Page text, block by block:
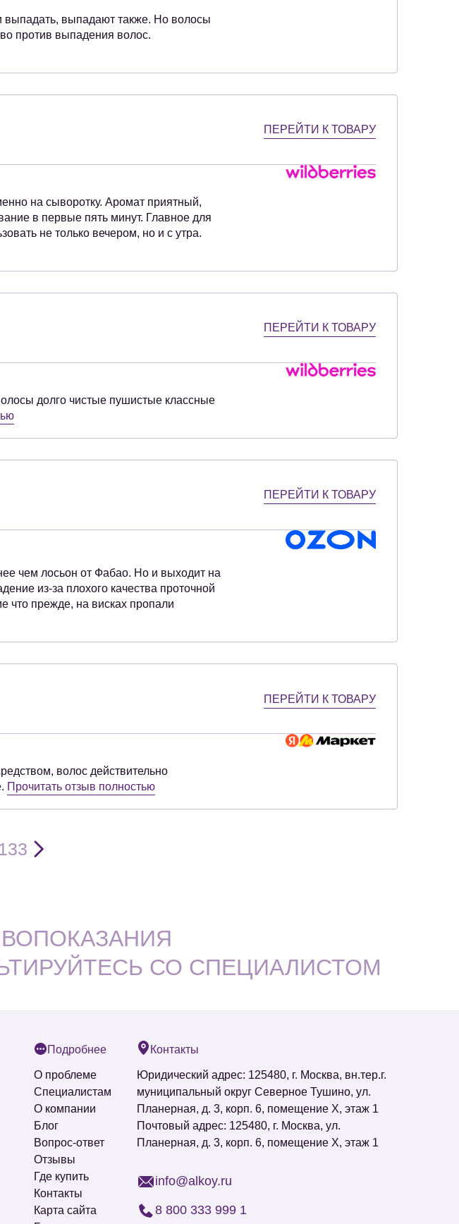
выпадать, выпадают также. Но волосы
против выпадения волос.
ПЕРЕЙТИ К ТОВАРУ
на сыворотку. Аромат приятный,
в первые пять минут. Главное для
не только вечером, но и с утра.
ПЕРЕЙТИ К ТОВАРУ
долго чистые пушистые классные
ПЕРЕЙТИ К ТОВАРУ
чем лосьон от Фабао. Но и выходит на
из-за плохого качества проточной
что прежде, на висках пропали
ПЕРЕЙТИ К ТОВАРУ
волос действительно
Прочитать отзыв полностью
133
СО СПЕЦИАЛИСТОМ
Подробнее
О проблеме
Специалистам
О компании
Блог
Вопрос-ответ
Отзывы
Где купить
Контакты
Карта сайта
Контакты
Юридический адрес: 125480, г. Москва, вн.тер.г.
муниципальный округ Северное Тушино, ул.
Планерная, д. 3, корп. 6, помещение Х, этаж 1
Почтовый адрес: 125480, г. Москва, ул.
Планерная, д. 3, корп. 6, помещение Х, этаж 1
info@alkoy.ru
8 800 333 999 1